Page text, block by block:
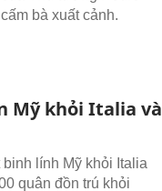
bà xuất cảnh.
Mỹ khỏi Italia và
lính Mỹ khỏi Italia
quân đồn trú khỏi